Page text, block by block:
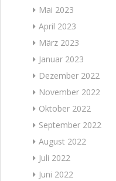
Mai 2023
April 2023
März 2023
Januar 2023
Dezember 2022
November 2022
Oktober 2022
September 2022
August 2022
Juli 2022
Juni 2022